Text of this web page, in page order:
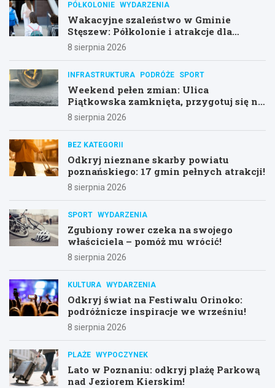
PÓŁKOLONIE WYDARZENIA
Wakacyjne szaleństwo w Gminie
Stęszew: Półkolonie i atrakcje dla
dzieci!
8 sierpnia 2026
INFRASTRUKTURA PODRÓŻE SPORT
Weekend pełen zmian: Ulica
Piątkowska zamknięta, przygotuj się na
objazdy!
8 sierpnia 2026
BEZ KATEGORII
Odkryj nieznane skarby powiatu
poznańskiego: 17 gmin pełnych atrakcji!
8 sierpnia 2026
SPORT WYDARZENIA
Zgubiony rower czeka na swojego
właściciela – pomóż mu wrócić!
8 sierpnia 2026
KULTURA WYDARZENIA
Odkryj świat na Festiwalu Orinoko:
podróżnicze inspiracje we wrześniu!
8 sierpnia 2026
PLAŻE WYPOCZYNEK
Lato w Poznaniu: odkryj plażę Parkową
nad Jeziorem Kierskim!